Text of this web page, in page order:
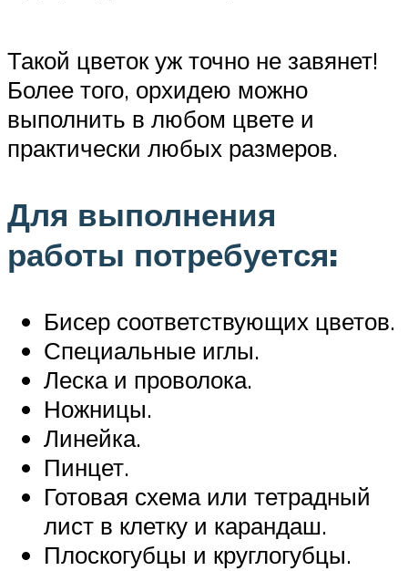
Такой цветок уж точно не завянет!
Более того, орхидею можно
выполнить в любом цвете и
практически любых размеров.
Для выполнения
работы потребуется:
Бисер соответствующих цветов.
Специальные иглы.
Леска и проволока.
Ножницы.
Линейка.
Пинцет.
Готовая схема или тетрадный
лист в клетку и карандаш.
Плоскогубцы и круглогубцы.